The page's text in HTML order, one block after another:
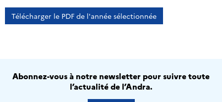
Télécharger le PDF de l'année sélectionnée
Abonnez-vous à notre newsletter pour suivre toute
l’actualité de l’Andra.